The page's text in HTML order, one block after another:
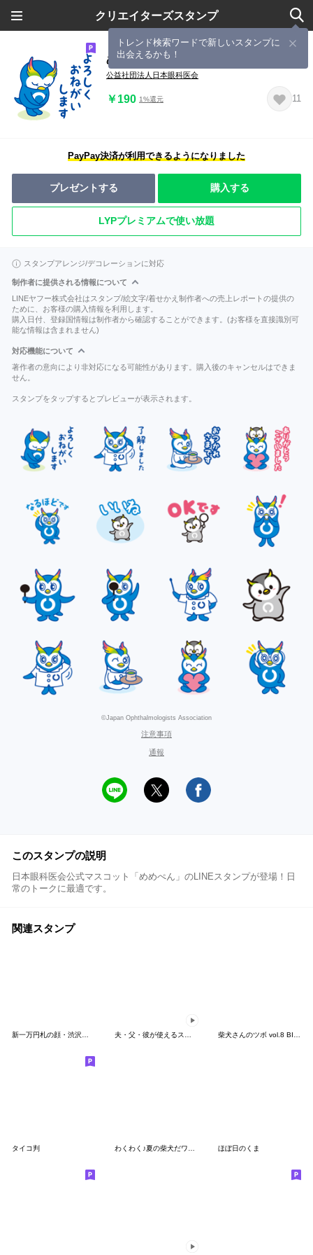
クリエイターズスタンプ
トレンド検索ワードで新しいスタンプに
出会えるかも！
めめぺんの目の健康スタンプ1
公益社団法人日本眼科医会
￥190 1%還元 11
PayPay決済が利用できるようになりました
プレゼントする 購入する
LYPプレミアムで使い放題
スタンプアレンジ/デコレーションに対応
制作者に提供される情報について
LINEヤフー株式会社はスタンプ/絵文字/着せかえ制作者への売上レポートの提供の
ために、お客様の購入情報を利用します。
購入日付、登録国情報は制作者から確認することができます。(お客様を直接識別可
能な情報は含まれません)
対応機能について
著作者の意向により非対応になる可能性があります。購入後のキャンセルはできま
せん。
スタンプをタップするとプレビューが表示されます。
©Japan Ophthalmologists Association
注意事項
通報
このスタンプの説明
日本眼科医会公式マスコット「めめぺん」のLINEスタンプが登場！日
常のトークに最適です。
関連スタンプ
新一万円札の顔・渋沢栄一スタンプ 夫・父・彼が使えるスタンプ～夏編～ 柴犬さんのツボ vol.8 BIGスタンプ編
タイコ判 ほぼ日のくま